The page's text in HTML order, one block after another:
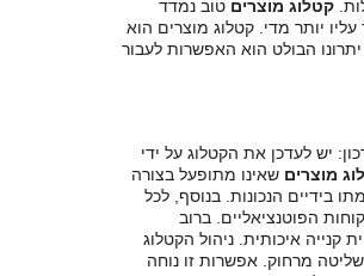
קטלוג מוצרים טוב נמדד
יותר מדי. קטלוג מוצרים הוא
הבולט הוא האפשרות לעבור
יש לעדכן את הקטלוג על ידי
מוצרים שאינו מתופעל בצורה
בידיים הנכונות. בנוסף, לכל
הפוטנציאליים. ברוב
איכותית. ניהול הקטלוג
מרחוק. אפשרות זו נוחה